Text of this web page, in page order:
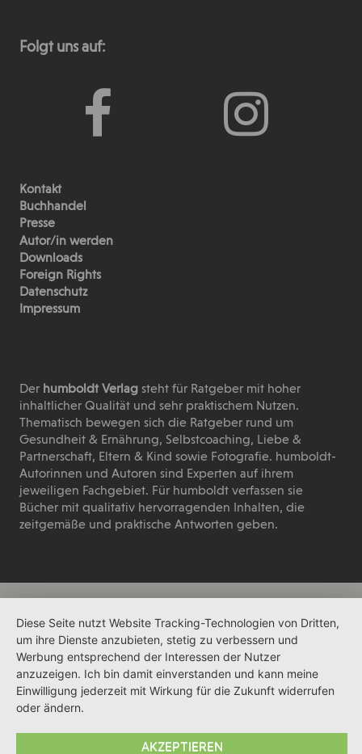
Folgt uns auf:
Kontakt
Buchhandel
Presse
Autor/in werden
Downloads
Foreign Rights
Datenschutz
Impressum
Derhumboldt Verlag steht für Ratgeber mit hoher
inhaltlicher Qualität und sehr praktischem Nutzen.
Thematisch bewegen sich die Ratgeber rund um
Gesundheit & Ernährung, Selbstcoaching, Liebe &
Partnerschaft, Eltern & Kind sowie Fotografie. humboldt-
Autorinnen und Autoren sind Experten auf ihrem
jeweiligen Fachgebiet. Für humboldt verfassen sie
Bücher mit qualitativ hervorragenden Inhalten, die
zeitgemäße und praktische Antworten geben.
Diese Seite nutzt Website Tracking-Technologien von Dritten,
um ihre Dienste anzubieten, stetig zu verbessern und
Werbung entsprechend der Interessen der Nutzer
anzuzeigen. Ich bin damit einverstanden und kann meine
Einwilligung jederzeit mit Wirkung für die Zukunft widerrufen
oder ändern.
AKZEPTIEREN